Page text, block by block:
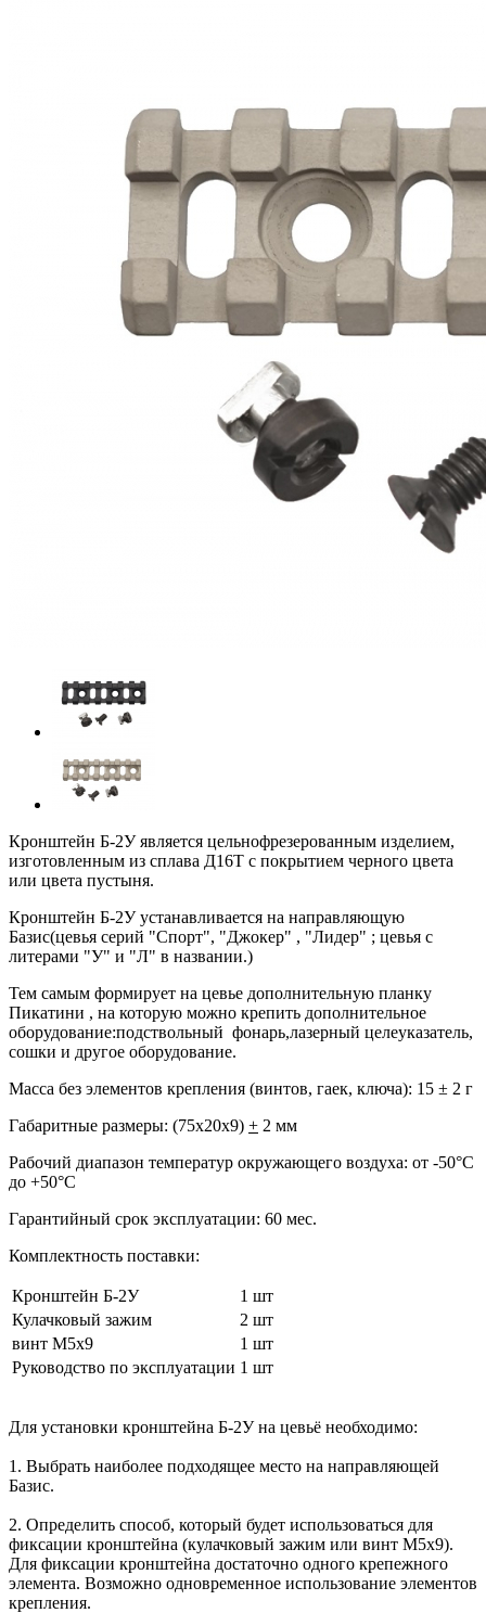
Кронштейн Б-2У является цельнофрезерованным изделием,
изготовленным из сплава Д16Т с покрытием черного цвета
или цвета пустыня.
Кронштейн Б-2У устанавливается на направляющую
Базис(цевья серий "Спорт", "Джокер" , "Лидер" ; цевья с
литерами "У" и "Л" в названии.)
Тем самым формирует на цевье дополнительную планку
Пикатини , на которую можно крепить дополнительное
оборудование:подствольный фонарь,лазерный целеуказатель,
сошки и другое оборудование.
Масса без элементов крепления (винтов, гаек, ключа): 15 ± 2 г
Габаритные размеры: (75х20х9) + 2 мм
Рабочий диапазон температур окружающего воздуха: от -50°С
до +50°С
Гарантийный срок эксплуатации: 60 мес.
Комплектность поставки:
Кронштейн Б-2У
1 шт
Кулачковый зажим
2 шт
винт М5x9
1 шт
Руководство по эксплуатации 1 шт
Для установки кронштейна Б-2У на цевьё необходимо:
1. Выбрать наиболее подходящее место на направляющей
Базис.
2. Определить способ, который будет использоваться для
фиксации кронштейна (кулачковый зажим или винт М5x9).
Для фиксации кронштейна достаточно одного крепежного
элемента. Возможно одновременное использование элементов
крепления.